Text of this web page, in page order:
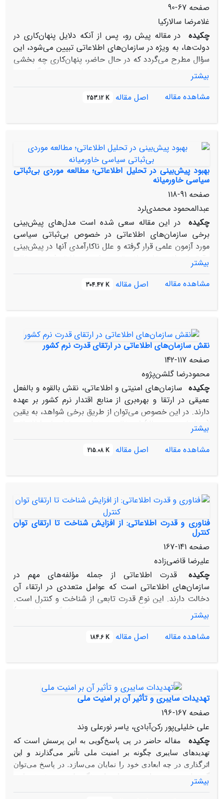
صفحه 67-90
غلامرضا سالارکیا
چکیده
در مقاله پیش رو، پس از آنکه دلایل پنهان‌کاری در
دولت‌ها، به ویژه در سازمان‌های اطلاعاتی تبیین می‌شود، این
سؤال مطرح می‌گردد که در حال حاضر، پنهان‌کاری چه بخشی
از هویت اطلاعات را به خود اختصاص داده و چه جایگاهی در
اطلاعات دارد؟ نویسنده دو فرضیه رقیب را در پاسخ به این
سؤال طرح می‌نماید. فرضیه اصلی، پنهان‌کاری را یکی از
اساساً بخشی جدانشدنی از هویت اطلاعات است و ریشه‌ای
هستی‌شناختی در آن دارد.
بیشتر
مشاهده مقاله
اصل مقاله 253.12 K
بهبود پیش‌بینی در تحلیل اطلاعاتی؛ مطالعه موردی بی‌ثباتی
سیاسی خاورمیانه
صفحه 91-118
عبدالمحمود محمدی‌لرد
چکیده
در این مقاله سعی شده است مدل‌های پیش‌بینی
برخی سازمان‌های اطلاعاتی در خصوص بی‌ثباتی سیاسی
مورد آزمون علمی قرار گرفته و علل ناکارآمدی آنها در پیش‌بینی
دقیق تحولات خاورمیانه تبیین شود. مطابق فرضیه مقاله،
مدل‌های پیش‌بینی کمّی سازمان‌های اطلاعاتی، به دلیل اتکا
به همبستگی به جای علیّت و فقدان شناخت عمیق از کیس‌ها
اطلاعاتی در خصوص تحولات خاورمیانه ارزیابی شده و سپس
مدل کیفیِ رقیب برای پیش‌بینی بی‌ثباتی سیاسی ابداع شده
است.
بیشتر
مشاهده مقاله
اصل مقاله 304.47 K
نقش سازمان‌های اطلاعاتی در ارتقای قدرت نرم کشور
صفحه 117-142
محمودرضا گلشن‌پژوه
چکیده سازمان‌های امنیتی و اطلاعاتی، نقش بالقوه و بالفعل
عمیقی در ارتقا و بهره‌بری از منابع اقتدار نرم کشور بر عهده
دارند. در این خصوص می‌توان از طریق برخی شواهد، به ‌یقین
(و یا با درصدی بالا) از دخالت و خط‌دهی نهادهای اطلاعاتی
به سیستم‌های سیاست خارجی، اقتصادی و یا فرهنگی کشور
برای بهبود وجهه خود یا تخریب وجهه حریف سخن به میان
اصلی آن است که عملکرد نهادهای امنیتی و اطلاعاتی در ارائه
و نشر اطلاعات می‌تواند به عنوان ابزار اقناع و در جهت ارتقای
قدرت نرم کشور به کار ‌رود.
بیشتر
مشاهده مقاله
اصل مقاله 215.08 K
فناوری و قدرت اطلاعاتی:‌ از افزایش شناخت تا ارتقای توان
کنترل
صفحه 141-167
علیرضا قاضی‌زاده
چکیده
قدرت اطلاعاتی از جمله مؤلفه‌های مهم در
سازمان‌های اطلاعاتی است که عوامل متعددی در ارتقاء آن
دخالت دارند. این نوع قدرت تابعی از شناخت و کنترل است.
منابع تولیدکننده، فرآیند توزیع و نحوه به کارگیری (عاملیت)
قدرت، محورهای کلیدی در قدرت اطلاعاتی هستند. یکی از
مؤلفه‌های اثرگذار بر قدرت سازمان‌های اطلاعاتی، میزان و
این مقاله به دنبال پاسخ به چیستی قدرت اطلاعاتی و تأثیر
فناوری بر آن می باشد. به نظر می‌رسد فناوری موجب شده
سازمان‌های اطلاعاتی با بهره‌گیری از این پدیده، شناخت و
نظارت بر پدیده‌ها و نیز میزان کنترل اطلاعاتی خود بر محیط
ملی و پیرامونی را افزایش دهند.
بیشتر
مشاهده مقاله
اصل مقاله 184.6 K
تهدیدات سایبری و تأثیر آن بر امنیت ملی
صفحه 167-196
علی خلیلی‌پور رکن‌آبادی، یاسر نورعلی وند
چکیده
مقاله حاضر در پی پاسخ‌گویی به این پرسش است که
تهدیدهای سایبری چگونه بر امنیت ملی تأثیر می‌گذارند و این
اثرگذاری در چه ابعادی خود را نمایان می‌سازد. در پاسخ می‌توان
گفت این تهدید به علت برخورداری از ویژگی‌هایی چون قیمت پایین
ورود، گمنامی و تأثیرگذاری شگرف، پدیده‌ای به نام انتشار قدرت را
بیشتر